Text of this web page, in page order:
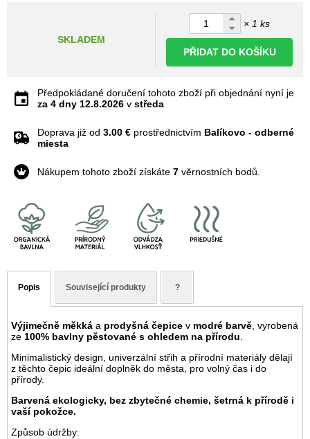
SKLADEM
× 1 ks
PŘIDAT DO KOŠÍKU
Předpokládané doručení tohoto zboží při objednání nyní je
za 4 dny 12.8.2026 v středa
Doprava již od 3.00 € prostřednictvím Balíkovo - odberné
miesta
Nákupem tohoto zboží získáte 7 věrnostních bodů.
Popis Související produkty ?
Výjimečně měkká a prodyšná čepice v modré barvě , vyrobená
ze 100% bavlny pěstované s ohledem na přírodu
Minimalistický design, univerzální střih a přírodní materiály dělají
z těchto čepic ideální doplněk do města, pro volný čas i do
přírody.
Barvená ekologicky, bez zbytečné chemie, šetrná k přírodě i
vaší pokožce.
Způsob údržby: